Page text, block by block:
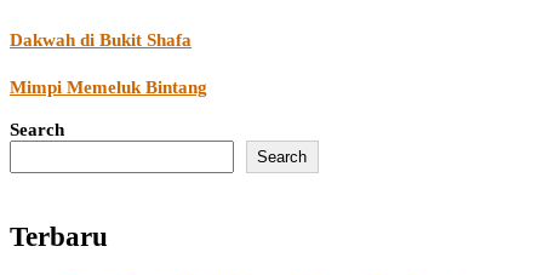
Dakwah di Bukit Shafa
Mimpi Memeluk Bintang
Search
Search
Terbaru